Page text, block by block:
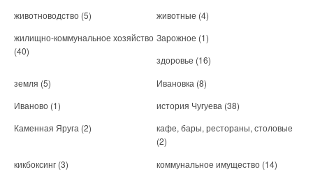
животноводство (5) животные (4)
жилищно-коммунальное хозяйство
(40)
Зарожное (1)
здоровье (16)
земля (5) Ивановка (8)
Иваново (1) история Чугуева (38)
Каменная Яруга (2)
кафе, бары, рестораны, столовые
(2)
кикбоксинг (3) коммунальное имущество (14)